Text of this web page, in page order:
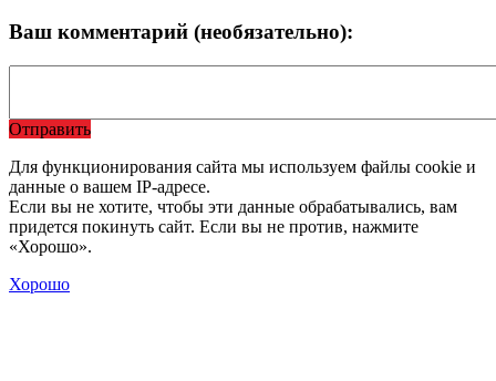
Ваш комментарий (необязательно):
Отправить
Для функционирования сайта мы используем файлы cookie и
данные о вашем IP-адресе.
Если вы не хотите, чтобы эти данные обрабатывались, вам
придется покинуть сайт. Если вы не против, нажмите
«Хорошо».
Хорошо